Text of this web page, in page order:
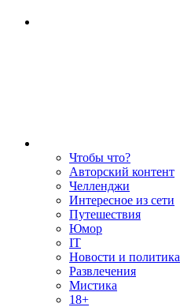
Чтобы что?
Авторский контент
Челленджи
Интересное из сети
Путешествия
Юмор
IT
Новости и политика
Развлечения
Мистика
18+